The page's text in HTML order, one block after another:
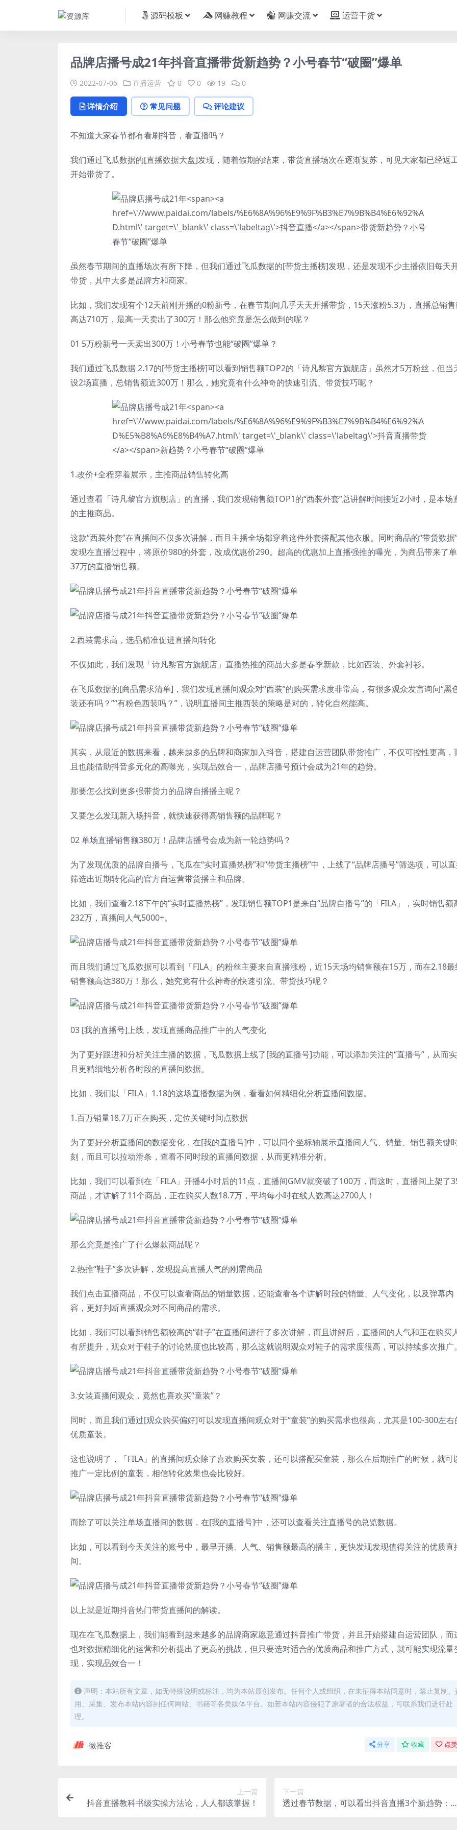
源码模板 网赚教程 网赚交流 运营干货
品牌店播号成21年抖音直播带货新趋势？小号春节“破圈”爆单
2022-07-06 直播运营 0 0 19 0
详情介绍 常见问题 评论建议
不知道大家春节都有看刷抖音，看直播吗？
我们通过飞瓜数据的[直播数据大盘]发现，随着假期的结束，带货直播场次在逐渐复苏，可见大家都已经返
开始带货了。
虽然春节期间的直播场次有所下降，但我们通过飞瓜数据的[带货主播榜]发现，还是发现不少主播依旧每天
带货，其中大多是品牌方和商家。
比如，我们发现有个12天前刚开播的0粉新号，在春节期间几乎天天开播带货，15天涨粉5.3万，直播总销售
高达710万，最高一天卖出了300万！那么他究竟是怎么做到的呢？
01 5万粉新号一天卖出300万！小号春节也能“破圈”爆单？
我们通过飞瓜数据 2.17的[带货主播榜]可以看到销售额TOP2的「诗凡黎官方旗舰店」虽然才5万粉丝，但当
设2场直播，总销售额近300万！那么，她究竟有什么神奇的快速引流、带货技巧呢？
1.改价+全程穿着展示，主推商品销售转化高
通过查看「诗凡黎官方旗舰店」的直播，我们发现销售额TOP1的“西装外套”总讲解时间接近2小时，是本场
的主推商品。
这款“西装外套”在直播间不仅多次讲解，而且主播全场都穿着这件外套搭配其他衣服。同时商品的“带货数据”
发现在直播过程中，将原价980的外套，改成优惠价290。超高的优惠加上直播强推的曝光，为商品带来了
37万的直播销售额。
2.西装需求高，选品精准促进直播间转化
不仅如此，我们发现「诗凡黎官方旗舰店」直播热推的商品大多是春季新款，比如西装、外套衬衫。
在飞瓜数据的[商品需求清单]，我们发现直播间观众对“西装”的购买需求度非常高，有很多观众发言询问“黑
装还有吗？”“有粉色西装吗？”，说明直播间主推西装的策略是对的，转化自然能高。
其实，从最近的数据来看，越来越多的品牌和商家加入抖音，搭建自运营团队带货推广，不仅可控性更高，
且也能借助抖音多元化的高曝光，实现品效合一，品牌店播号预计会成为21年的趋势。
那要怎么找到更多强带货力的品牌自播播主呢？
又要怎么发现新入场抖音，就快速获得高销售额的品牌呢？
02 单场直播销售额380万！品牌店播号会成为新一轮趋势吗？
为了发现优质的品牌自播号，飞瓜在“实时直播热榜”和“带货主播榜”中，上线了“品牌店播号”筛选项，可以
筛选出近期转化高的官方自运营带货播主和品牌。
比如，我们查看2.18下午的“实时直播热榜”，发现销售额TOP1是来自“品牌自播号”的「FILA」，实时销售额
232万，直播间人气5000+。
而且我们通过飞瓜数据可以看到「FILA」的粉丝主要来自直播涨粉，近15天场均销售额在15万，而在2.18最
销售额高达380万！那么，她究竟有什么神奇的快速引流、带货技巧呢？
03 [我的直播号]上线，发现直播商品推广中的人气变化
为了更好跟进和分析关注主播的数据，飞瓜数据上线了[我的直播号]功能，可以添加关注的“直播号”，从而
且更精细地分析各时段的直播间数据。
比如，我们以「FILA」1.18的这场直播数据为例，看看如何精细化分析直播间数据。
1.百万销量18.7万正在购买，定位关键时间点数据
为了更好分析直播间的数据变化，在[我的直播号]中，可以同个坐标轴展示直播间人气、销量、销售额关键
刻，而且可以拉动滑条，查看不同时段的直播间数据，从而更精准分析。
比如，我们可以看到在「FILA」开播4小时后的11点，直播间GMV就突破了100万，而这时，直播间上架了
商品，才讲解了11个商品，正在购买人数18.7万，平均每小时在线人数高达2700人！
那么究竟是推广了什么爆款商品呢？
2.热推“鞋子”多次讲解，发现提高直播人气的刚需商品
我们点击直播商品，不仅可以查看商品的销量数据，还能查看各个讲解时段的销量、人气变化，以及弹幕内
容，更好判断直播观众对不同商品的需求。
比如，我们可以看到销售额较高的“鞋子”在直播间进行了多次讲解，而且讲解后，直播间的人气和正在购买
有所提升，观众对于鞋子的讨论热度也比较高，那么这就说明观众对鞋子的需求度很高，可以持续多次推广。
3.女装直播间观众，竟然也喜欢买“童装”？
同时，而且我们通过[观众购买偏好]可以发现直播间观众对于“童装”的购买需求也很高，尤其是100-300左右
优质童装。
这也说明了，「FILA」的直播间观众除了喜欢购买女装，还可以搭配买童装，那么在后期推广的时候，就可
推广一定比例的童装，相信转化效果也会比较好。
而除了可以关注单场直播间的数据，在[我的直播号]中，还可以查看关注直播号的总览数据。
比如，可以看到今天关注的账号中，最早开播、人气、销售额最高的播主，更快发现发现值得关注的优质直
间。
以上就是近期抖音热门带货直播间的解读。
现在在飞瓜数据上，我们能看到越来越多的品牌商家愿意通过抖音推广带货，并且开始搭建自运营团队，而
也对数据精细化的运营和分析提出了更高的挑战，但只要选对适合的优质商品和推广方式，就可能实现流量
现，实现品效合一！
声明：本站所有文章，如无特殊说明或标注，均为本站原创发布。任何个人或组织，在未征得本站同意时，禁止复制、
用、采集、发布本站内容到任何网站、书籍等各类媒体平台。如若本站内容侵犯了原著者的合法权益，可联系我们进行处
理。
微推客 分享 收藏 点
上一篇
抖音直播教科书级实操方法论，人人都该掌握！
下一篇
透过春节数据，可以看出抖音直播3个新趋势：店